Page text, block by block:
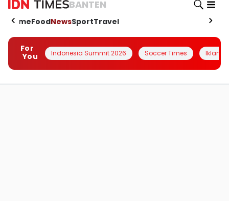
BANTEN
HomeFoodNewsSportTravel
For
You
Indonesia Summit 2026 Soccer Times Iklanin